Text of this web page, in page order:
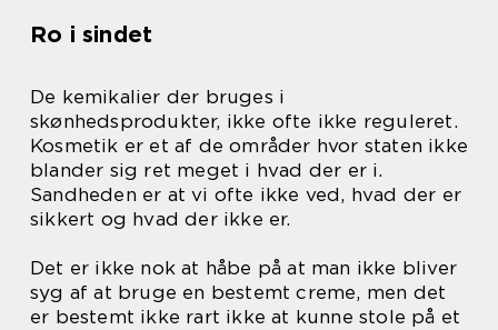
Ro i sindet
De kemikalier der bruges i
skønhedsprodukter, ikke ofte ikke reguleret.
Kosmetik er et af de områder hvor staten ikke
blander sig ret meget i hvad der er i.
Sandheden er at vi ofte ikke ved, hvad der er
sikkert og hvad der ikke er.
Det er ikke nok at håbe på at man ikke bliver
syg af at bruge en bestemt creme, men det
er bestemt ikke rart ikke at kunne stole på et